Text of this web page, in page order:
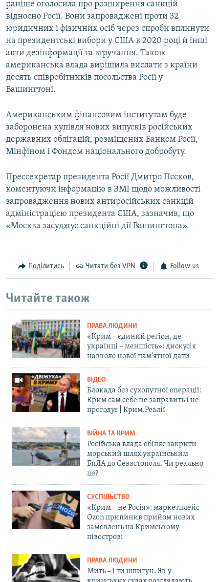
раніше оголосила про розширення санкцій
відносно Росії. Вони запроваджені проти 32
юридичних і фізичних осіб через спроби вплинути
на президентські вибори у США в 2020 році й інші
акти дезінформації та втручання. Також
американська влада вирішила вислати з країни
десять співробітників посольства Росії у
Вашингтоні.
Американським фінансовим інститутам буде
заборонена купівля нових випусків російських
державних облігацій, розміщених Банком Росії,
Мінфіном і Фондом національного добробуту.
Прессекретар президента Росії Дмитро Пєсков,
коментуючи інформацію в ЗМІ щодо можливості
запровадження нових антиросійських санкцій
адміністрацією президента США, зазначив, що
«Москва засуджує санкційні дії Вашингтона».
Поділитись Читати без VPN Follow us
Читайте також
ПРАВА ЛЮДИНИ
«Крим – єдиний регіон, де
українці – меншість»: дискусія
навколо нової пам'ятної дати
ВІДЕО
Блокада без сухопутної операції:
Крим сам себе не заправить і не
прогодує | Крим.Реалії
ВІЙНА ТА КРИМ
Російська влада обіцяє закрити
морський шлях українським
БпЛА до Севастополя. Чи реально
це?
СУСПІЛЬСТВО
«Крим – не Росія»: маркетплейс
Ozon припинив прийом нових
замовлень на Кримському
півострові
ПРАВА ЛЮДИНИ
Мить – і ти шпигун. Як у